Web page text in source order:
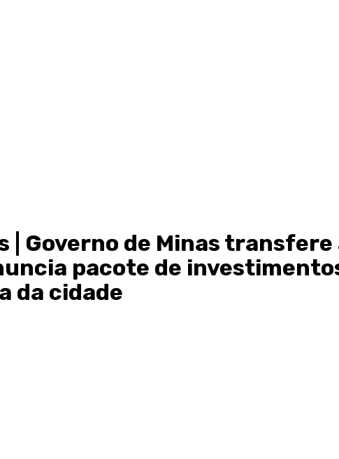
| Governo de Minas transfere
pacote de
da cidade